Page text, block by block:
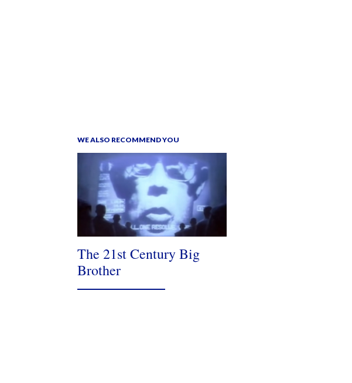
WE ALSO RECOMMEND YOU
The 21st Century Big
Brother